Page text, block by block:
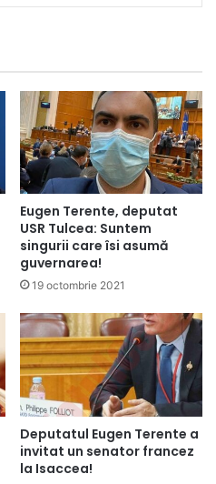
Eugen Terente, deputat
USR Tulcea: Suntem
singurii care îsi asumă
guvernarea!
19 octombrie 2021
Deputatul Eugen Terente a
invitat un senator francez
la Isaccea!